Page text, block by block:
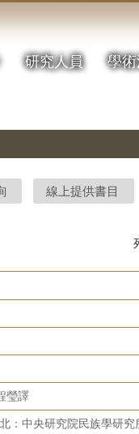
研究人員 學
線上提供書目
瑩譯
：中央研究院民族學研究